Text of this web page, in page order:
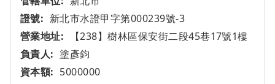
新北市水證甲字第000239號-3
【238】樹林區保安街二段45巷17號1樓
塗彥鈞
5000000